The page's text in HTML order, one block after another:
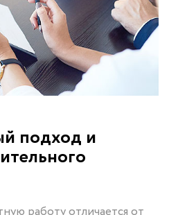
подход и